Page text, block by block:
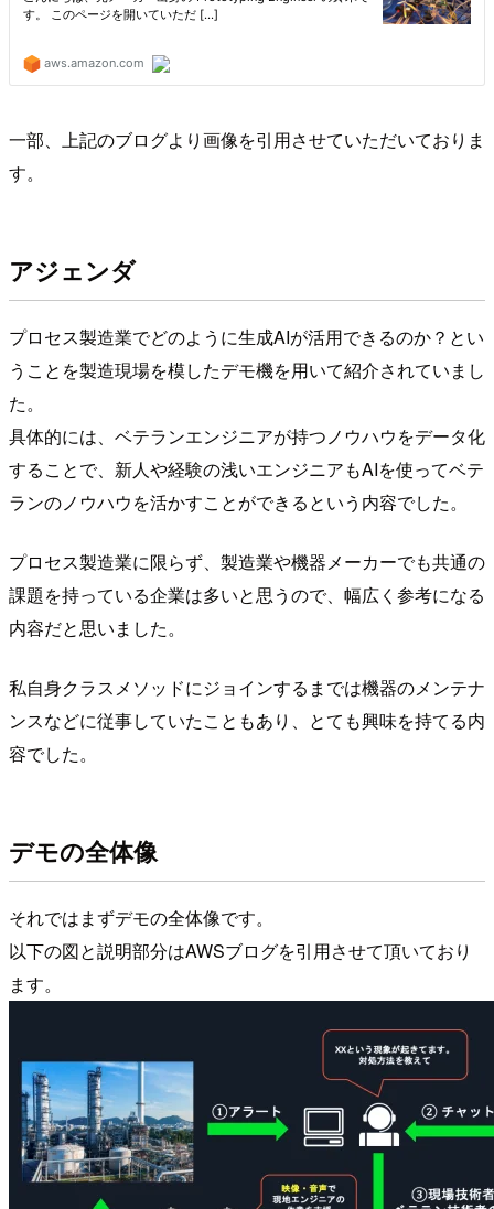
一部、上記のブログより画像を引用させていただいておりま
す。
アジェンダ
プロセス製造業でどのように生成AIが活用できるのか？とい
うことを製造現場を模したデモ機を用いて紹介されていまし
た。
具体的には、ベテランエンジニアが持つノウハウをデータ化
することで、新人や経験の浅いエンジニアもAIを使ってベテ
ランのノウハウを活かすことができるという内容でした。
プロセス製造業に限らず、製造業や機器メーカーでも共通の
課題を持っている企業は多いと思うので、幅広く参考になる
内容だと思いました。
私自身クラスメソッドにジョインするまでは機器のメンテナ
ンスなどに従事していたこともあり、とても興味を持てる内
容でした。
デモの全体像
それではまずデモの全体像です。
以下の図と説明部分はAWSブログを引用させて頂いており
ます。